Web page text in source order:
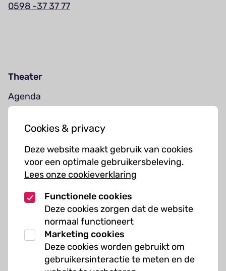
Cookies & privacy
Deze website maakt gebruik van cookies
voor een optimale gebruikersbeleving.
Lees onze cookieverklaring
Functionele cookies
Deze cookies zorgen dat de website
normaal functioneert
Marketing cookies
Deze cookies worden gebruikt om
gebruikersinteractie te meten en de
0598 -37 37 77
Theater
Agenda
Muziekcursussen
Kunst cursussen
Over ons
Organisatie
Werken bij Kielzog
Veelgestelde vragen